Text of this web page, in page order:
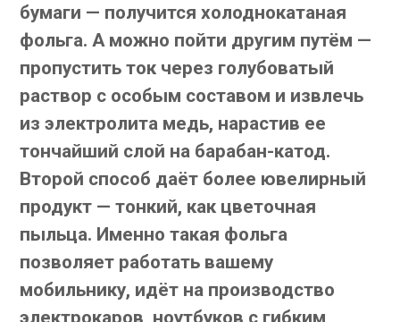
бумаги — получится холоднокатаная
фольга. А можно пойти другим путём —
пропустить ток через голубоватый
раствор с особым составом и извлечь
из электролита медь, нарастив ее
тончайший слой на барабан-катод.
Второй способ даёт более ювелирный
продукт — тонкий, как цветочная
пыльца. Именно такая фольга
позволяет работать вашему
мобильнику, идёт на производство
электрокаров, ноутбуков с гибким